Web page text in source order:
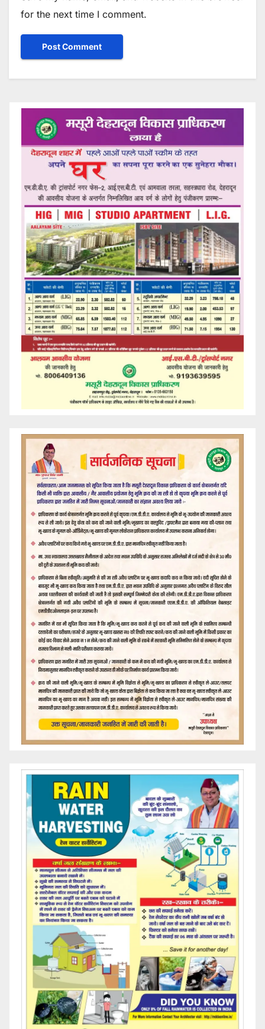
for the next time I comment.